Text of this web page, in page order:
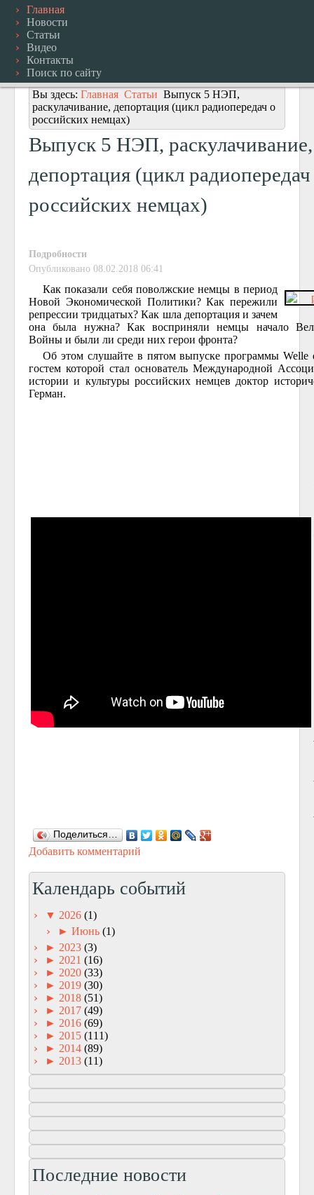
Главная
Новости
Статьи
Видео
Контакты
Поиск по сайту
Вы здесь: Главная Статьи Выпуск 5 НЭП,
раскулачивание, депортация (цикл радиопередач о
российских немцах)
Выпуск 5 НЭП, раскулачивание,
депортация (цикл
российских немцах)
Подробности
Опубликовано 08.02.2018 06:41
Как показали себя поволжские немцы в период
Новой Экономической Политики? Как пережили
репрессии тридцатых? Как шла депортация и зачем
она была нужна? Как восприняли немцы начало
Войны и были ли среди них герои фронта?
Об этом слушайте в пятом выпуске программы Welle
гостем которой стал основатель Международной
истории и культуры российских немцев доктор
Герман.
Поделиться…
Добавить комментарий
Календарь событий
▼ 2026 (1)
► Июнь (1)
► 2023 (3)
► 2021 (16)
► 2020 (33)
► 2019 (30)
► 2018 (51)
► 2017 (49)
► 2016 (69)
► 2015 (111)
► 2014 (89)
► 2013 (11)
Последние новости